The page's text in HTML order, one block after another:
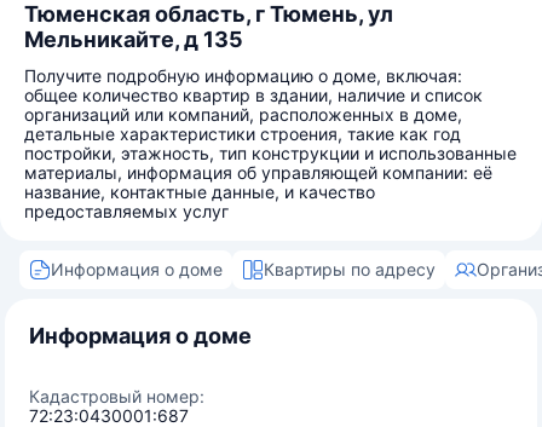
Тюменская область, г Тюмень, ул
Мельникайте, д 135
Получите подробную информацию о доме, включая:
общее количество квартир в здании, наличие и список
организаций или компаний, расположенных в доме,
детальные характеристики строения, такие как год
постройки, этажность, тип конструкции и использованные
материалы, информация об управляющей компании: её
название, контактные данные, и качество
предоставляемых услуг
Информация о доме Квартиры по адресу
Информация о доме
Кадастровый номер:
72:23:0430001:687